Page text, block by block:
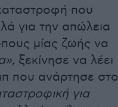
που
για την απώλεια
μίας ζωής να
ξεκίνησε να λέει
που ανάρτησε στο
για